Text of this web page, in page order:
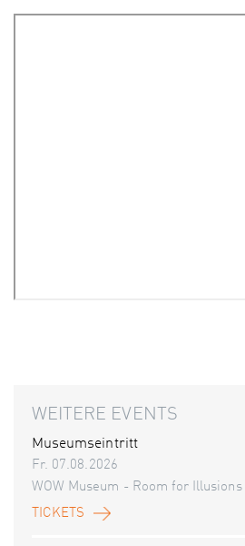
WEITERE EVENTS
Museumseintritt
Fr. 07.08.2026
WOW Museum - Room for Illusions
TICKETS